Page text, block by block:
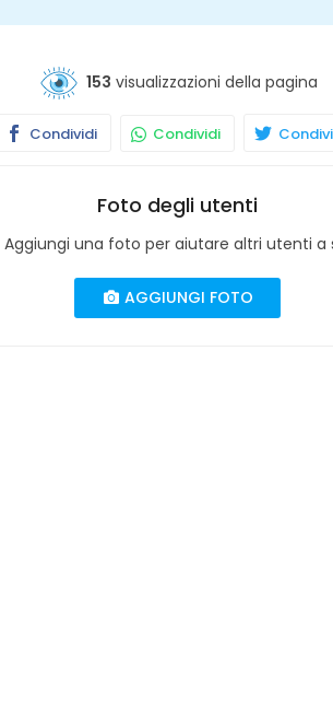
153 visualizzazioni della pagina
Condividi Condividi
Foto degli utenti
Aggiungi una foto per aiutare altri utenti
AGGIUNGI FOTO